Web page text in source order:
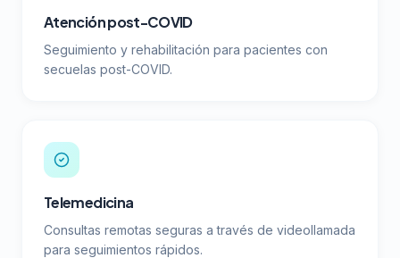
Atención post-COVID
Seguimiento y rehabilitación para pacientes con
secuelas post-COVID.
Telemedicina
Consultas remotas seguras a través de videollamada
para seguimientos rápidos.